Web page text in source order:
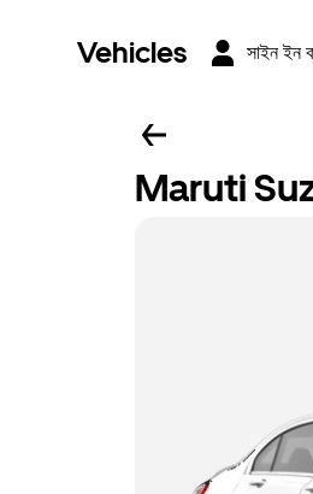
Vehicles সাইন ইন
Maruti